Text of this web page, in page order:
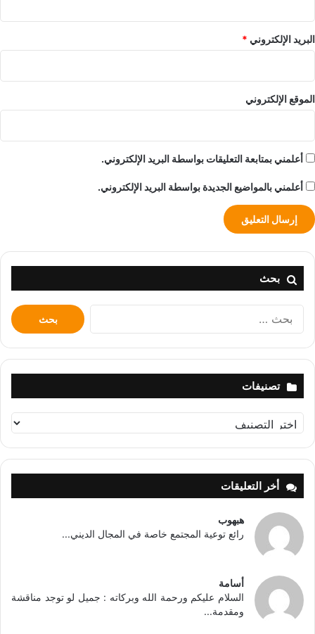
البريد الإلكتروني *
الموقع الإلكتروني
أعلمني بمتابعة التعليقات بواسطة البريد الإلكتروني.
أعلمني بالمواضيع الجديدة بواسطة البريد الإلكتروني.
بحث
البحث
عن:
تصنيفات
تصنيفات
أخر التعليقات
هبهوب
رائع توعية المجتمع خاصة في المجال الديني...
أسامة
السلام عليكم ورحمة الله وبركاته : جميل لو توجد مناقشة
ومقدمة...